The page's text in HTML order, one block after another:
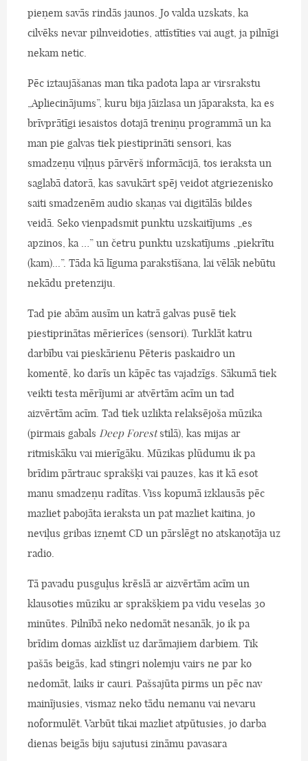
pieņem savās rindās jaunos. Jo valda uzskats, ka
cilvēks nevar pilnveidoties, attīstīties vai augt, ja pilnīgi
nekam netic.
Pēc iztaujāšanas man tika padota lapa ar virsrakstu
„Apliecinājums”, kuru bija jāizlasa un jāparaksta, ka es
brīvprātīgi iesaistos dotajā treniņu programmā un ka
man pie galvas tiek piestiprināti sensori, kas
smadzeņu viļņus pārvērš informācijā, tos ieraksta un
saglabā datorā, kas savukārt spēj veidot atgriezenisko
saiti smadzenēm audio skaņas vai digitālās bildes
veidā. Seko vienpadsmit punktu uzskaitījums „es
apzinos, ka …” un četru punktu uzskatījums „piekrītu
(kam)...”. Tāda kā līguma parakstīšana, lai vēlāk nebūtu
nekādu pretenziju.
Tad pie abām ausīm un katrā galvas pusē tiek
piestiprinātas mērierīces (sensori). Turklāt katru
darbību vai pieskārienu Pēteris paskaidro un
komentē, ko darīs un kāpēc tas vajadzīgs. Sākumā tiek
veikti testa mērījumi ar atvērtām acīm un tad
aizvērtām acīm. Tad tiek uzlikta relaksējoša mūzika
(pirmais gabals Deep Foreststilā), kas mijas ar
ritmiskāku vai mierīgāku. Mūzikas plūdumu ik pa
brīdim pārtrauc sprakšķi vai pauzes, kas it kā esot
manu smadzeņu radītas. Viss kopumā izklausās pēc
mazliet pabojāta ieraksta un pat mazliet kaitina, jo
neviļus gribas izņemt CD un pārslēgt no atskaņotāja uz
radio.
Tā pavadu pusguļus krēslā ar aizvērtām acīm un
klausoties mūziku ar sprakšķiem pa vidu veselas 30
minūtes. Pilnībā neko nedomāt nesanāk, jo ik pa
brīdim domas aizklīst uz darāmajiem darbiem. Tik
pašās beigās, kad stingri nolemju vairs ne par ko
nedomāt, laiks ir cauri. Pašsajūta pirms un pēc nav
mainījusies, vismaz neko tādu nemanu vai nevaru
noformulēt. Varbūt tikai mazliet atpūtusies, jo darba
dienas beigās biju sajutusi zināmu pavasara